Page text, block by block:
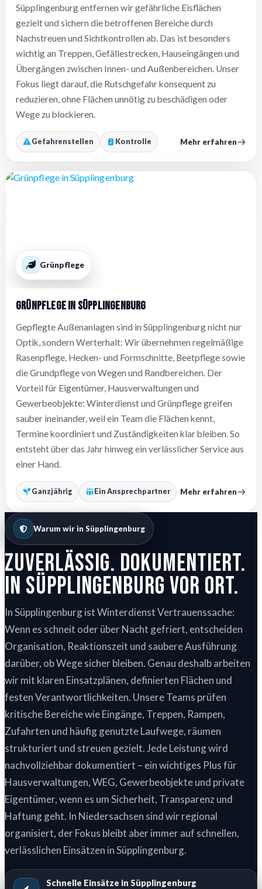
Süpplingenburg entfernen wir gefährliche Eisflächen
gezielt und sichern die betroffenen Bereiche durch
Nachstreuen und Sichtkontrollen ab. Das ist besonders
wichtig an Treppen, Gefällestrecken, Hauseingängen und
Übergängen zwischen Innen- und Außenbereichen. Unser
Fokus liegt darauf, die Rutschgefahr konsequent zu
reduzieren, ohne Flächen unnötig zu beschädigen oder
Wege zu blockieren.
Gefahrenstellen Kontrolle Mehr erfahren
Grünpflege
Grünpflege in Süpplingenburg
Gepflegte Außenanlagen sind in Süpplingenburg nicht nur
Optik, sondern Werterhalt: Wir übernehmen regelmäßige
Rasenpflege, Hecken- und Formschnitte, Beetpflege sowie
die Grundpflege von Wegen und Randbereichen. Der
Vorteil für Eigentümer, Hausverwaltungen und
Gewerbeobjekte: Winterdienst und Grünpflege greifen
sauber ineinander, weil ein Team die Flächen kennt,
Termine koordiniert und Zuständigkeiten klar bleiben. So
entsteht über das Jahr hinweg ein verlässlicher Service aus
einer Hand.
Ganzjährig Ein Ansprechpartner Mehr erfahren
Warum wir in Süpplingenburg
Zuverlässig. Dokumentiert.
In Süpplingenburg vor Ort.
In Süpplingenburg ist Winterdienst Vertrauenssache:
Wenn es schneit oder über Nacht gefriert, entscheiden
Organisation, Reaktionszeit und saubere Ausführung
darüber, ob Wege sicher bleiben. Genau deshalb arbeiten
wir mit klaren Einsatzplänen, definierten Flächen und
festen Verantwortlichkeiten. Unsere Teams prüfen
kritische Bereiche wie Eingänge, Treppen, Rampen,
Zufahrten und häufig genutzte Laufwege, räumen
strukturiert und streuen gezielt. Jede Leistung wird
nachvollziehbar dokumentiert – ein wichtiges Plus für
Hausverwaltungen, WEG, Gewerbeobjekte und private
Eigentümer, wenn es um Sicherheit, Transparenz und
Haftung geht. In Niedersachsen sind wir regional
organisiert, der Fokus bleibt aber immer auf schnellen,
verlässlichen Einsätzen in Süpplingenburg.
Schnelle Einsätze in Süpplingenburg